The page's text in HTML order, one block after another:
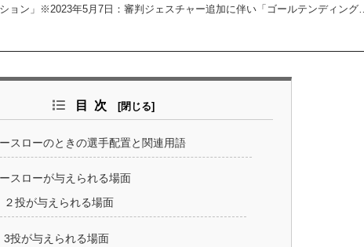
ョン」※2023年5月7日：審判ジェスチャー追加に伴い「ゴールテンディングと
目次
スローのときの選手配置と関連用語
スローが与えられる場面
２投が与えられる場面
3投が与えられる場面